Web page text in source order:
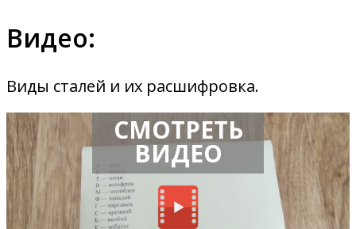
Видео:
Виды сталей и их расшифровка.
СМОТРЕТЬ
ВИДЕО